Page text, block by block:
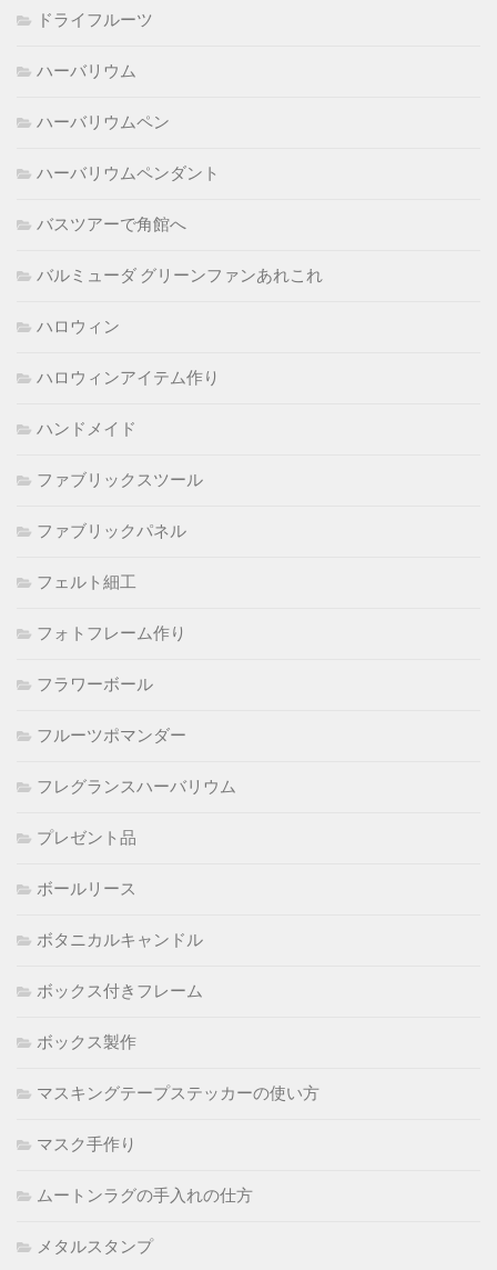
ドライフルーツ
ハーバリウム
ハーバリウムペン
ハーバリウムペンダント
バスツアーで角館へ
バルミューダ グリーンファンあれこれ
ハロウィン
ハロウィンアイテム作り
ハンドメイド
ファブリックスツール
ファブリックパネル
フェルト細工
フォトフレーム作り
フラワーボール
フルーツポマンダー
フレグランスハーバリウム
プレゼント品
ボールリース
ボタニカルキャンドル
ボックス付きフレーム
ボックス製作
マスキングテープステッカーの使い方
マスク手作り
ムートンラグの手入れの仕方
メタルスタンプ